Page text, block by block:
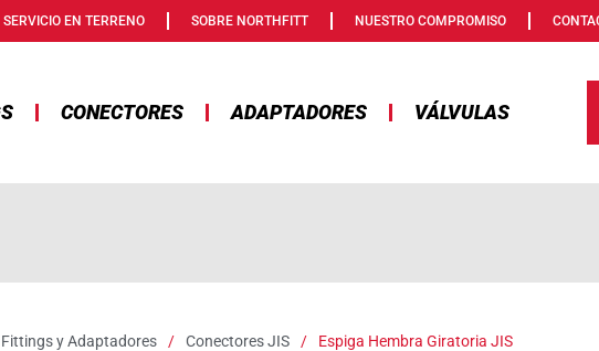
SERVICIO EN TERRENO SOBRE NORTHFITT NUESTRO COMPROMISO
CONECTORES ADAPTADORES VÁLVULAS
Fittings y Adaptadores / Conectores JIS / Espiga Hembra Giratoria JIS